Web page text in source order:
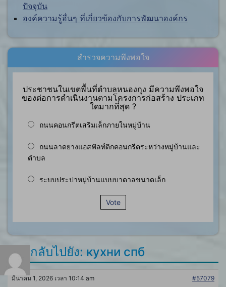
ปัจจุบัน
องค์ความรู้อื่นๆ ที่เกี่ยวข้องกับการพัฒนาองค์กร
สำรวจความพึงพอใจ
ประชาชนในเขตพื้นที่ตำบลหนองกุง มีความพึงพอใจ
ของต่อการดำเนินงานตามโครงการก่อสร้าง ประเภท
ใดมากที่สุด ?
ถนนคอนกรีตเสริมเล็กภายในหมู่บ้าน
ถนนลาดยางแอสฟัลท์ติกคอนกรีตระหว่างหมู่บ้านและ
ตำบล
ระบบประปาหมู่บ้านแบบบาดาลขนาดเล็ก
Vote
ตอบกลับไปยัง: кухни спб
มีนาคม 1, 2026 เวลา 10:14 am
#57079